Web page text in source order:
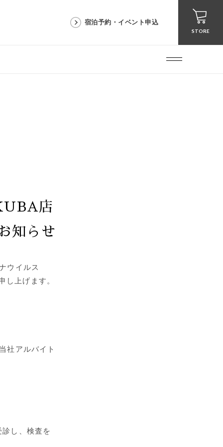
STORE
宿泊予約・イベント申込
店
知らせ
ウイルス
し上げます。
社アルバイト
し、検査を